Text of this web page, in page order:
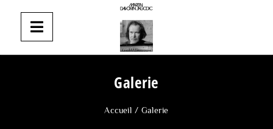
Galerie
Accueil / Galerie